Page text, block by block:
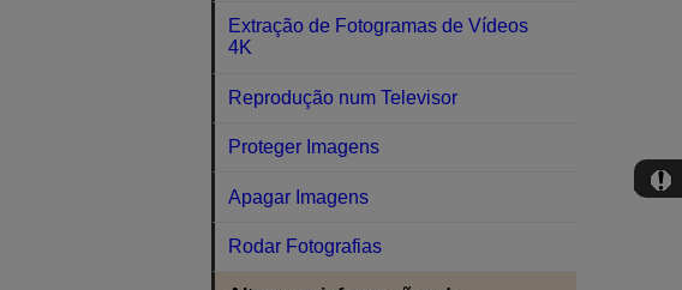
Extração de Fotogramas de Vídeos
4K
Reprodução num Televisor
Proteger Imagens
Apagar Imagens
Rodar Fotografias